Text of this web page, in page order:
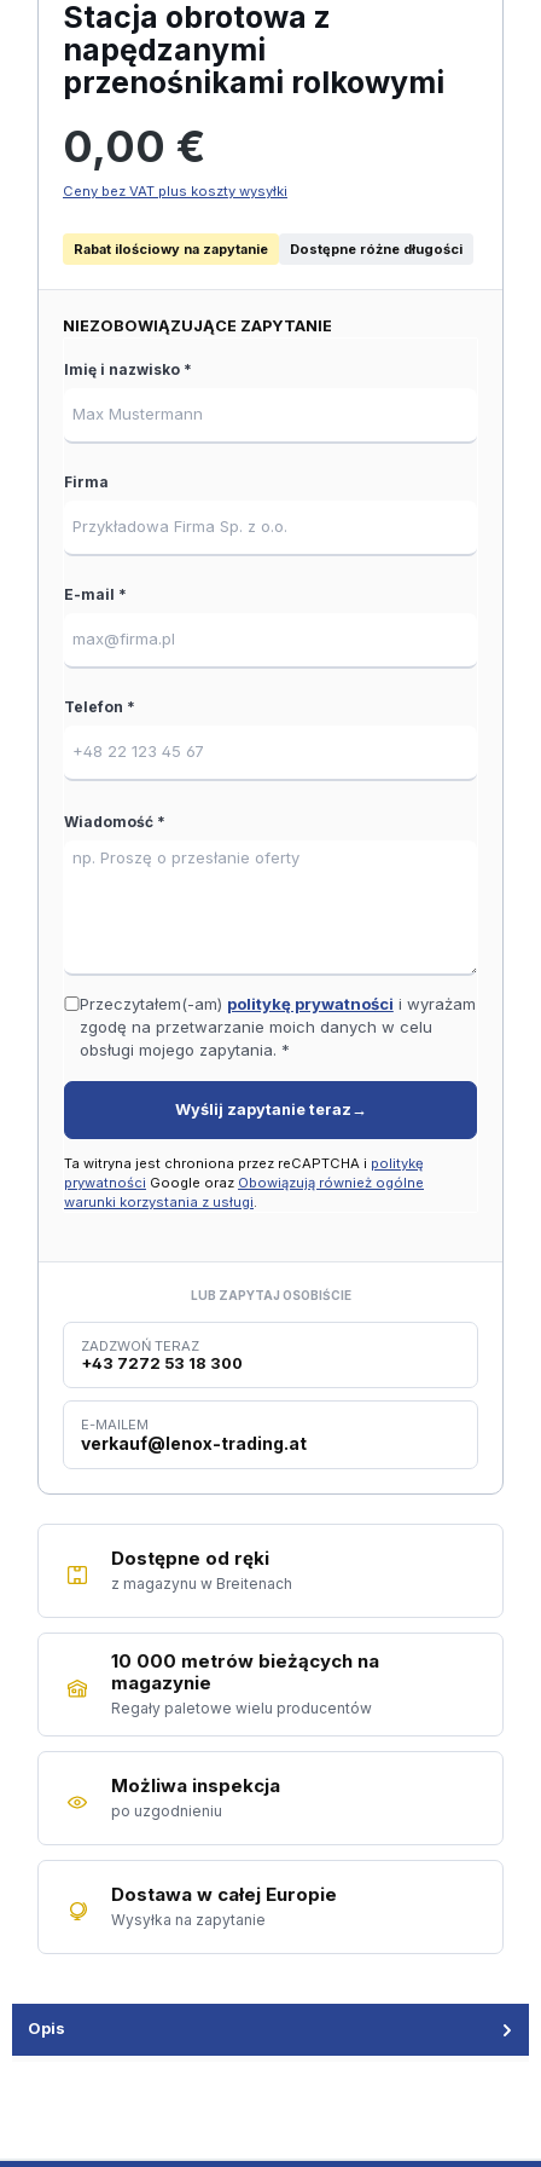
Stacja obrotowa z
napędzanymi
przenośnikami rolkowymi
0,00 €
Ceny bez VAT plus koszty wysyłki
Rabat ilościowy na zapytanie Dostępne różne długości
NIEZOBOWIĄZUJĄCE ZAPYTANIE
Imię i nazwisko *
Firma
E-mail *
Telefon *
Wiadomość *
Przeczytałem(-am) politykę prywatności i wyrażam
zgodę na przetwarzanie moich danych w celu
obsługi mojego zapytania. *
Wyślij zapytanie teraz →
Ta witryna jest chroniona przez reCAPTCHA i politykę
prywatności Google oraz Obowiązują również ogólne
warunki korzystania z usługi.
LUB ZAPYTAJ OSOBIŚCIE
ZADZWOŃ TERAZ
+43 7272 53 18 300
E-MAILEM
verkauf@lenox-trading.at
Dostępne od ręki
z magazynu w Breitenach
10 000 metrów bieżących na
magazynie
Regały paletowe wielu producentów
Możliwa inspekcja
po uzgodnieniu
Dostawa w całej Europie
Wysyłka na zapytanie
Opis